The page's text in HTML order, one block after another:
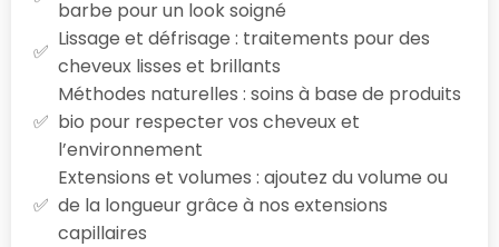
barbe pour un look soigné
Lissage et défrisage : traitements pour des
cheveux lisses et brillants
Méthodes naturelles : soins à base de produits
bio pour respecter vos cheveux et
l’environnement
Extensions et volumes : ajoutez du volume ou
de la longueur grâce à nos extensions
capillaires